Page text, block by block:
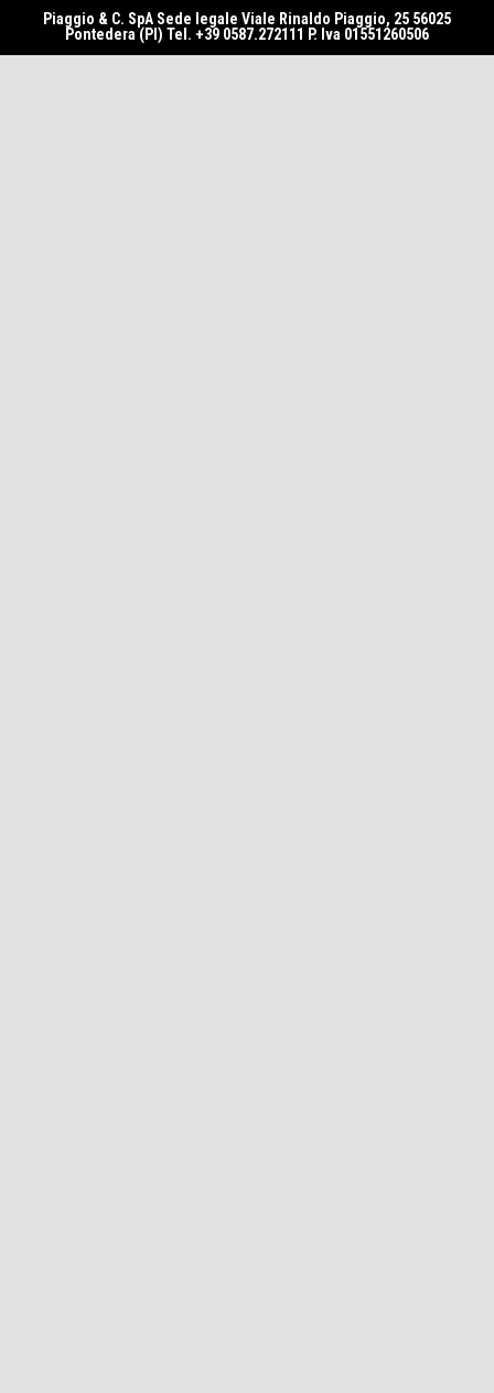
Piaggio & C. SpA Sede legale Viale Rinaldo Piaggio, 25 56025
Pontedera (PI) Tel. +39 0587.272111 P. Iva 01551260506